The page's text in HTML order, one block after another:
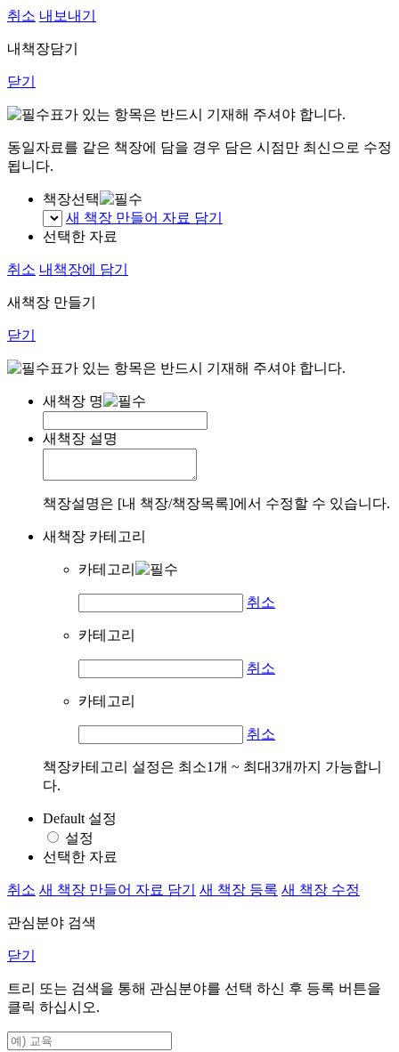
취소 내보내기
내책장담기
닫기
표가 있는 항목은 반드시 기재해 주셔야 합니다.
동일자료를 같은 책장에 담을 경우 담은 시점만 최신으로 수정
됩니다.
책장선택
새 책장 만들어 자료 담기
선택한 자료
취소 내책장에 담기
새책장 만들기
닫기
표가 있는 항목은 반드시 기재해 주셔야 합니다.
새책장 명
새책장 설명
책장설명은 [내 책장/책장목록]에서 수정할 수 있습니다.
새책장 카테고리
카테고리
취소
카테고리
취소
카테고리
취소
책장카테고리 설정은 최소1개 ~ 최대3개까지 가능합니
다.
Default 설정
설정
선택한 자료
취소 새 책장 만들어 자료 담기 새 책장 등록 새 책장 수정
관심분야 검색
닫기
트리 또는 검색을 통해 관심분야를 선택 하신 후 등록 버튼을
클릭 하십시오.